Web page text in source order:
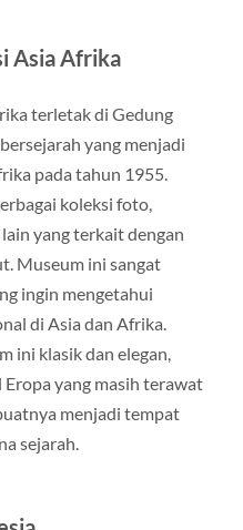
Asia Afrika
terletak di Gedung
yang menjadi
pada tahun 1955.
koleksi foto,
yang terkait dengan
Museum ini sangat
ingin mengetahui
di Asia dan Afrika.
ini klasik dan elegan,
yang masih terawat
menjadi tempat
sejarah.